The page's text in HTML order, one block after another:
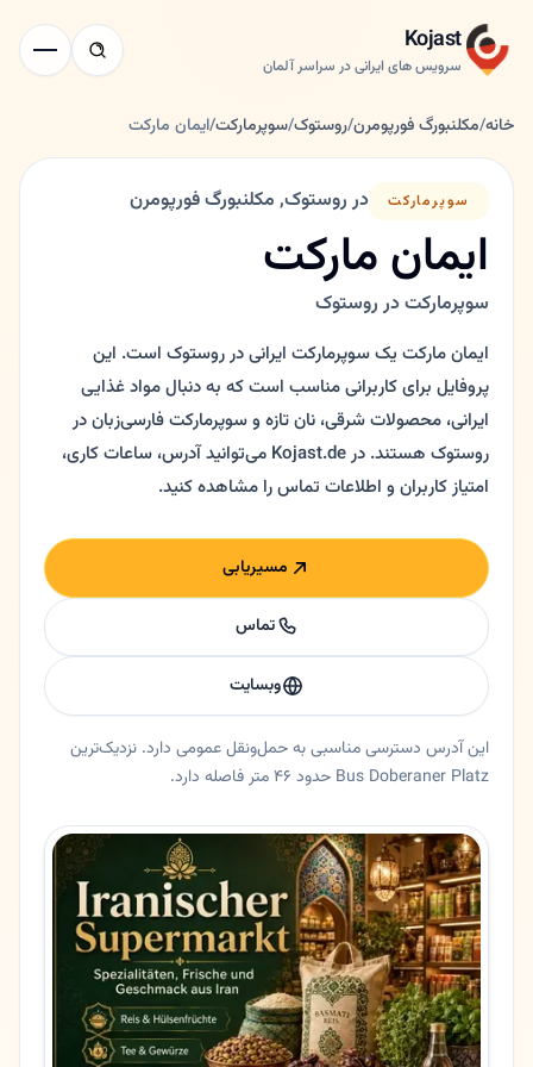
Kojast
سرویس های ایرانی در سراسر آلمان
خانه/مکلنبورگ فورپومرن/روستوک/سوپرمارکت/ایمان مارکت
سوپرمارکت در روستوک, مکلنبورگ فورپومرن
ایمان مارکت
سوپرمارکت در روستوک
ایمان مارکت یک سوپرمارکت ایرانی در روستوک است. این
پروفایل برای کاربرانی مناسب است که به دنبال مواد غذایی
ایرانی، محصولات شرقی، نان تازه و سوپرمارکت فارسی‌زبان در
روستوک هستند. در Kojast.de می‌توانید آدرس، ساعات کاری،
امتیاز کاربران و اطلاعات تماس را مشاهده کنید.
مسیریابی
تماس
وبسایت
این آدرس دسترسی مناسبی به حمل‌ونقل عمومی دارد. نزدیک‌ترین
Bus Doberaner Platz حدود ۴۶ متر فاصله دارد.
سوپرمارکت ایمان مارکت در روستوک، مکلنبورگ فورپومرن.
ایالت
مکلنبورگ فورپومرن
شهر
روستوک
آدرس
Wismarsche Straße 62
کد پستی